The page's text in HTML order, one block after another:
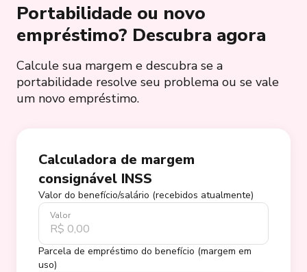
Portabilidade ou novo
empréstimo? Descubra agora
Calcule sua margem e descubra se a
portabilidade resolve seu problema ou se vale
um novo empréstimo.
Calculadora de margem
consignável INSS
Valor do benefício/salário (recebidos atualmente)
Valor
Parcela de empréstimo do benefício (margem em
uso)